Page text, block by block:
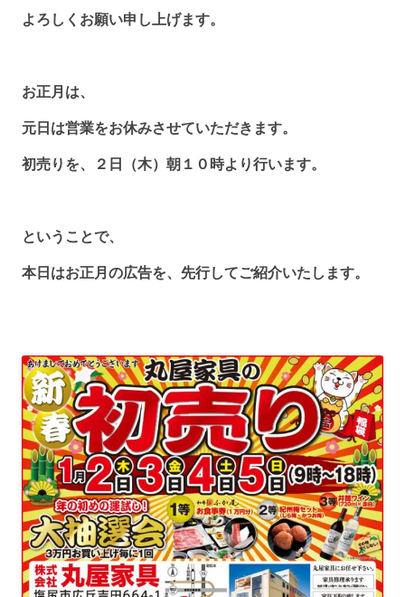
よろしくお願い申し上げます。
お正月は、
元日は営業をお休みさせていただきます。
初売りを、２日（木）朝１０時より行います。
ということで、
本日はお正月の広告を、先行してご紹介いたします。